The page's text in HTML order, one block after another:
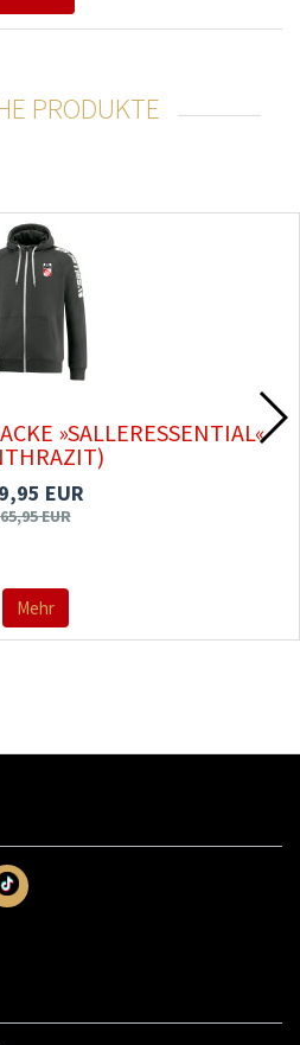
PRODUKTE
»SALLERESSENTIAL«
EUR
65,95 EUR
Mehr